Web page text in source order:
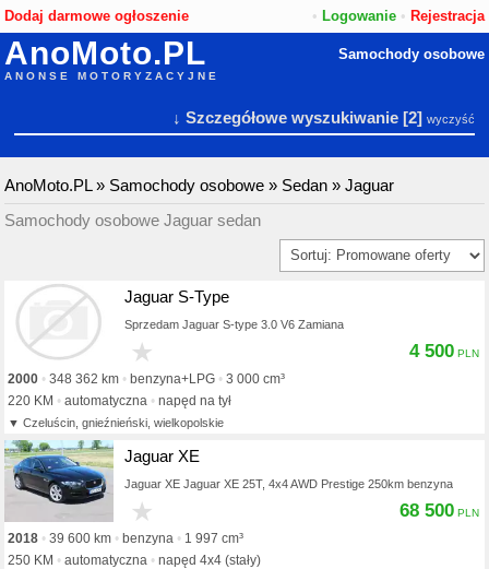
Dodaj darmowe ogłoszenie • Logowanie• Rejestracja
AnoMoto.PL
ANONSE MOTORYZACYJNE
Samochody osobowe
↓ Szczegółowe wyszukiwanie[2] wyczyść
AnoMoto.PL» Samochody osobowe » Sedan »Jaguar
Samochody osobowe Jaguar sedan
Jaguar S-Type
Sprzedam Jaguar S-type 3.0 V6 Zamiana
2000 348 362 km benzyna+LPG
3 000 cm³
220 KM
automatyczna napęd na tył
Czeluścin, gnieźnieński, wielkopolskie
4 500
Jaguar XE
Jaguar XE Jaguar XE 25T, 4x4 AWD Prestige 250km benzyna
2018 39 600 km benzyna
1 997 cm³
250 KM
automatyczna napęd 4x4 (stały)
68 500